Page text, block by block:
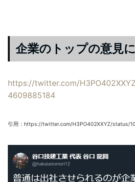
企業のトップの意見
https://twitter.com/
4609885184
引用：https://twitter.com/H3PO402XXYZ/status/